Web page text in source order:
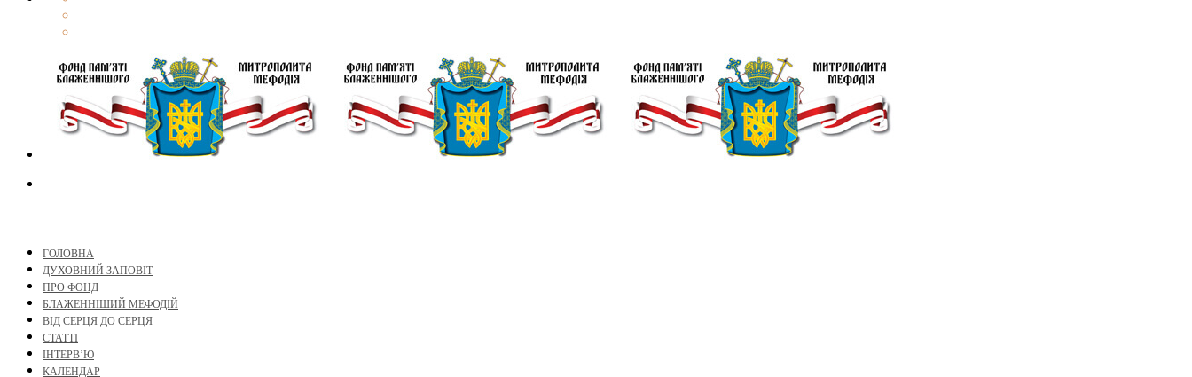
ГОЛОВНА
ДУХОВНИЙ ЗАПОВІТ
ПРО ФОНД
БЛАЖЕННІШИЙ МЕФОДІЙ
ВІД СЕРЦЯ ДО СЕРЦЯ
СТАТТІ
ІНТЕРВ’Ю
КАЛЕНДАР